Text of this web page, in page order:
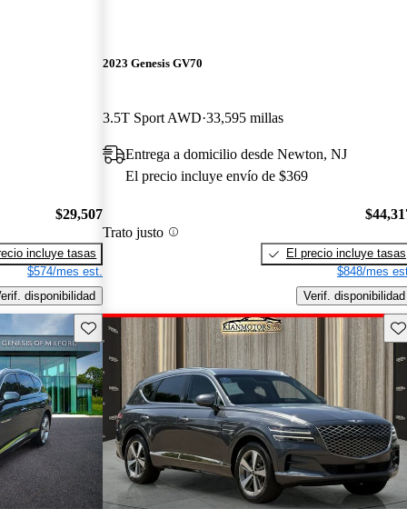
$29,507
incluye tasas
$574/mes est.
disponibilidad
2023 Genesis GV70
3.5T Sport AWD 33,595 millas
Entrega a domicilio desde Newton, NJ
El precio incluye envío de $369
Trato justo
El precio incluye tasas
$848/mes
Verif. disponibilidad
Guarda este Aviso